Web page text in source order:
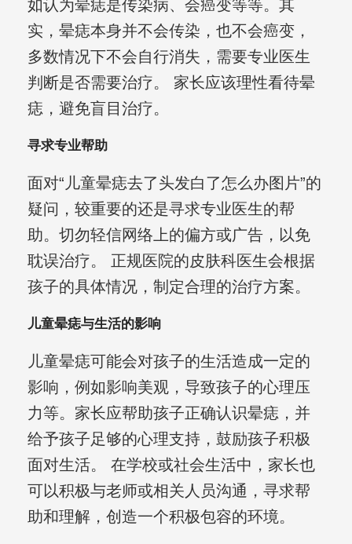
如认为晕痣是传染病、会癌变等等。其
实，晕痣本身并不会传染，也不会癌变，
多数情况下不会自行消失，需要专业医生
判断是否需要治疗。 家长应该理性看待晕
痣，避免盲目治疗。
寻求专业帮助
面对“儿童晕痣去了头发白了怎么办图片”的
疑问，较重要的还是寻求专业医生的帮
助。切勿轻信网络上的偏方或广告，以免
耽误治疗。 正规医院的皮肤科医生会根据
孩子的具体情况，制定合理的治疗方案。
儿童晕痣与生活的影响
儿童晕痣可能会对孩子的生活造成一定的
影响，例如影响美观，导致孩子的心理压
力等。家长应帮助孩子正确认识晕痣，并
给予孩子足够的心理支持，鼓励孩子积极
面对生活。 在学校或社会生活中，家长也
可以积极与老师或相关人员沟通，寻求帮
助和理解，创造一个积极包容的环境。